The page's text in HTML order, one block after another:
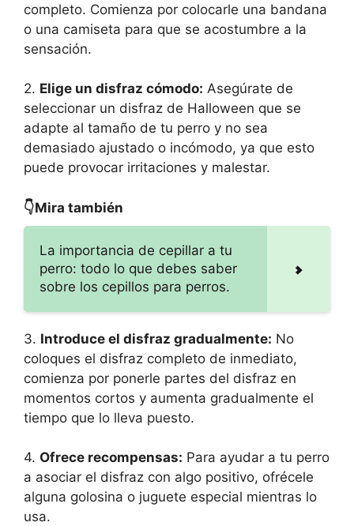
completo. Comienza por colocarle una bandana
o una camiseta para que se acostumbre a la
sensación.
2. Elige un disfraz cómodo: Asegúrate de
seleccionar un disfraz de Halloween que se
adapte al tamaño de tu perro y no sea
demasiado ajustado o incómodo, ya que esto
puede provocar irritaciones y malestar.
👇Mira también
La importancia de cepillar a tu
perro: todo lo que debes saber
sobre los cepillos para perros.
3. Introduce el disfraz gradualmente: No
coloques el disfraz completo de inmediato,
comienza por ponerle partes del disfraz en
momentos cortos y aumenta gradualmente el
tiempo que lo lleva puesto.
4. Ofrece recompensas: Para ayudar a tu perro
a asociar el disfraz con algo positivo, ofrécele
alguna golosina o juguete especial mientras lo
usa.